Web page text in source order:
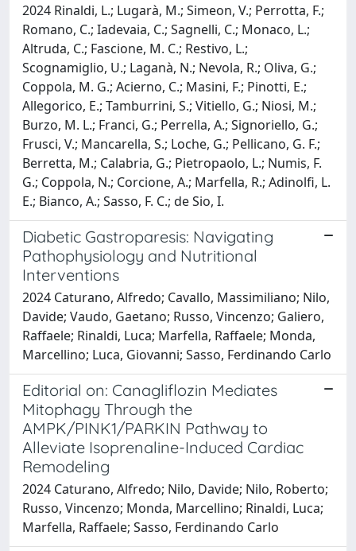
2024 Rinaldi, L.; Lugarà, M.; Simeon, V.; Perrotta, F.;
Romano, C.; Iadevaia, C.; Sagnelli, C.; Monaco, L.;
Altruda, C.; Fascione, M. C.; Restivo, L.;
Scognamiglio, U.; Laganà, N.; Nevola, R.; Oliva, G.;
Coppola, M. G.; Acierno, C.; Masini, F.; Pinotti, E.;
Allegorico, E.; Tamburrini, S.; Vitiello, G.; Niosi, M.;
Burzo, M. L.; Franci, G.; Perrella, A.; Signoriello, G.;
Frusci, V.; Mancarella, S.; Loche, G.; Pellicano, G. F.;
Berretta, M.; Calabria, G.; Pietropaolo, L.; Numis, F.
G.; Coppola, N.; Corcione, A.; Marfella, R.; Adinolfi, L.
E.; Bianco, A.; Sasso, F. C.; de Sio, I.
Diabetic Gastroparesis: Navigating
Pathophysiology and Nutritional
Interventions
2024 Caturano, Alfredo; Cavallo, Massimiliano; Nilo,
Davide; Vaudo, Gaetano; Russo, Vincenzo; Galiero,
Raffaele; Rinaldi, Luca; Marfella, Raffaele; Monda,
Marcellino; Luca, Giovanni; Sasso, Ferdinando Carlo
Editorial on: Canagliflozin Mediates
Mitophagy Through the
AMPK/PINK1/PARKIN Pathway to
Alleviate Isoprenaline-Induced Cardiac
Remodeling
2024 Caturano, Alfredo; Nilo, Davide; Nilo, Roberto;
Russo, Vincenzo; Monda, Marcellino; Rinaldi, Luca;
Marfella, Raffaele; Sasso, Ferdinando Carlo